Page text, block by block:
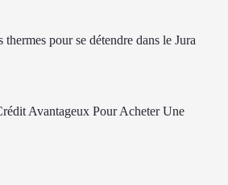
pour se détendre dans le Jura
Avantageux Pour Acheter Une